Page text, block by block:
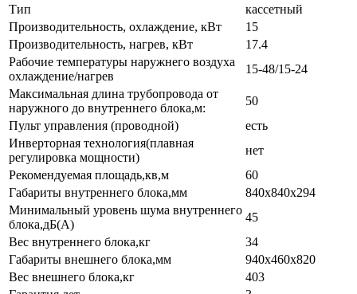
Тип
кассетный
Производительность, охлаждение, кВт
15
Производительность, нагрев, кВт
17.4
Рабочие температуры наружнего воздуха
охлаждение/нагрев
15-48/15-24
Максимальная длина трубопровода от
наружного до внутреннего блока,м:
50
Пульт управления (проводной)
есть
Инверторная технология(плавная
регулировка мощности)
нет
Рекомендуемая площадь,кв,м
60
Габариты внутреннего блока,мм
840x840x294
Минимальный уровень шума внутреннего
блока,дБ(А)
45
Вес внутреннего блока,кг
34
Габариты внешнего блока,мм
940х460х820
Вес внешнего блока,кг
403